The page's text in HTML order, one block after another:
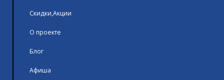
Скидки,Акции
О проекте
Блог
Афиша